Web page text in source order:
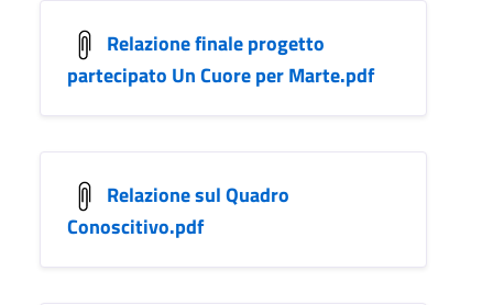
Relazione finale progetto
partecipato Un Cuore per Marte.pdf
Relazione sul Quadro
Conoscitivo.pdf